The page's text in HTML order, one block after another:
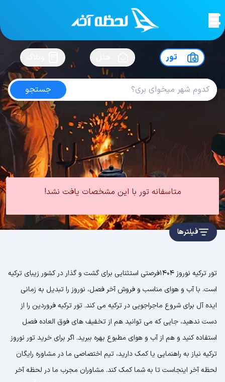
لحظه آخرسفرت رو بساز !
تور
جستجو
تور ترکیه نوروز
4.6 از5| از102 کاربر
لحظه آخر تور ترکیه نوروز
متاسفانه تور با این مشخصات یافت نشد!
فیلترها
تور ترکیه نوروز 1404فرصتی استثنایی برای گشت و گذار در کشور زیبای ترکیه
است. با آب و هوای مناسب و فروش آخر فصل، نوروز را تبدیل به زمانی
ایده آل برای شروع ماجراجویی در ترکیه می کند. تور ترکیه فروردین را از
دست ندهید، جایی که می توانید هم از تخفیف های فوق العاده فصل
استفاده کنید و هم از آب و هوای مطبوع بهره ببرید. اگر برای خرید تور نوروز
ترکیه نیاز به راهنمایی یا کمک دارید، تیم اختصاصی ما در مشاوره رایگان
لحظه آخر اینجاست تا به شما کمک کند. مشاوران مجرب ما در لحظه آخر